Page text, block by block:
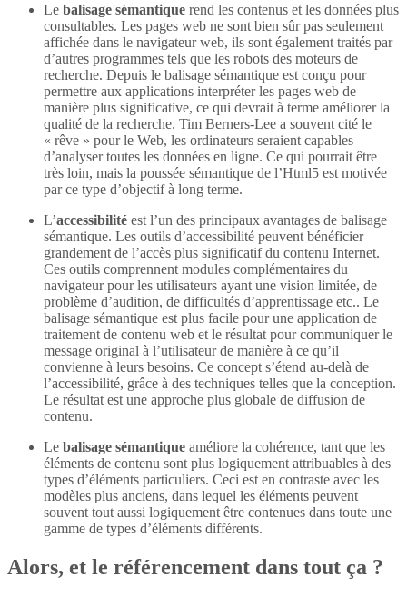
Le balisage sémantique rend les contenus et les données plus
consultables. Les pages web ne sont bien sûr pas seulement
affichée dans le navigateur web, ils sont également traités par
d’autres programmes tels que les robots des moteurs de
recherche. Depuis le balisage sémantique est conçu pour
permettre aux applications interpréter les pages web de
manière plus significative, ce qui devrait à terme améliorer la
qualité de la recherche. Tim Berners-Lee a souvent cité le
« rêve » pour le Web, les ordinateurs seraient capables
d’analyser toutes les données en ligne. Ce qui pourrait être
très loin, mais la poussée sémantique de l’Html5 est motivée
par ce type d’objectif à long terme.
L’accessibilité est l’un des principaux avantages de balisage
sémantique. Les outils d’accessibilité peuvent bénéficier
grandement de l’accès plus significatif du contenu Internet.
Ces outils comprennent modules complémentaires du
navigateur pour les utilisateurs ayant une vision limitée, de
problème d’audition, de difficultés d’apprentissage etc.. Le
balisage sémantique est plus facile pour une application de
traitement de contenu web et le résultat pour communiquer le
message original à l’utilisateur de manière à ce qu’il
convienne à leurs besoins. Ce concept s’étend au-delà de
l’accessibilité, grâce à des techniques telles que la conception.
Le résultat est une approche plus globale de diffusion de
contenu.
Le balisage sémantique améliore la cohérence, tant que les
éléments de contenu sont plus logiquement attribuables à des
types d’éléments particuliers. Ceci est en contraste avec les
modèles plus anciens, dans lequel les éléments peuvent
souvent tout aussi logiquement être contenues dans toute une
gamme de types d’éléments différents.
Alors, et le référencement dans tout ça ?